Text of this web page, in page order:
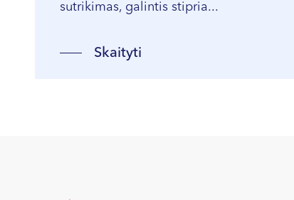
sutrikimas, galintis stipria...
Skaityti